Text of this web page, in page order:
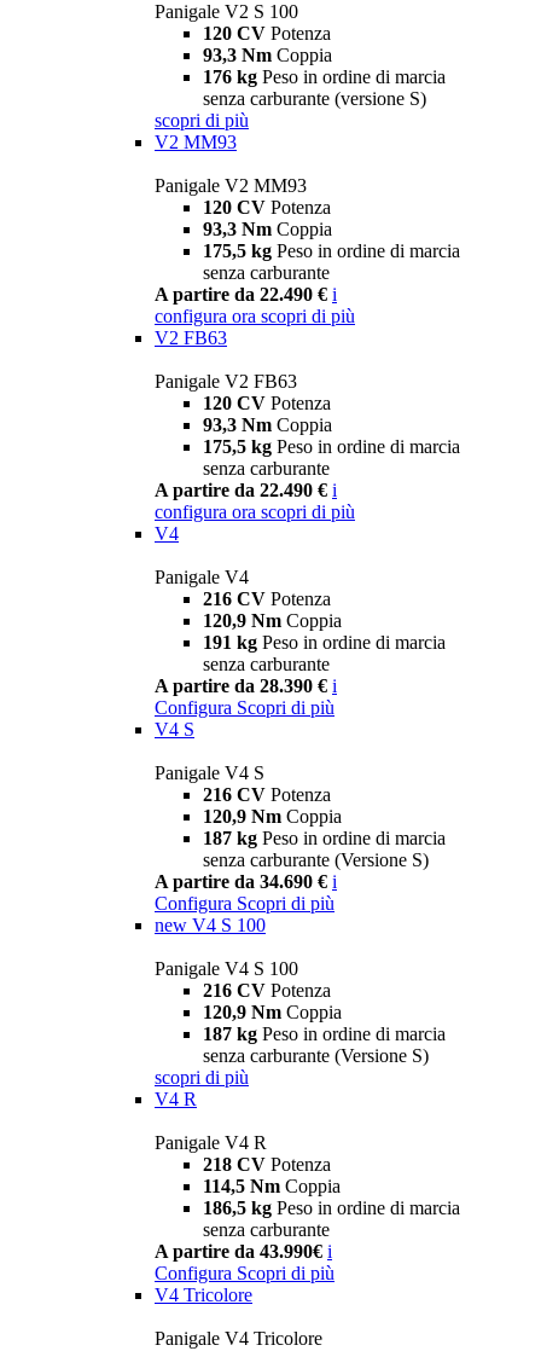
Panigale V2 S 100
120 CV Potenza
93,3 Nm Coppia
176 kg Peso in ordine di marcia
senza carburante (versione S)
scopri di più
V2 MM93
Panigale V2 MM93
120 CV Potenza
93,3 Nm Coppia
175,5 kg Peso in ordine di marcia
senza carburante
A partire da 22.490 € i
configura ora scopri di più
V2 FB63
Panigale V2 FB63
120 CV Potenza
93,3 Nm Coppia
175,5 kg Peso in ordine di marcia
senza carburante
A partire da 22.490 € i
configura ora scopri di più
V4
Panigale V4
216 CV Potenza
120,9 Nm Coppia
191 kg Peso in ordine di marcia
senza carburante
A partire da 28.390 € i
Configura Scopri di più
V4 S
Panigale V4 S
216 CV Potenza
120,9 Nm Coppia
187 kg Peso in ordine di marcia
senza carburante (Versione S)
A partire da 34.690 € i
Configura Scopri di più
new V4 S 100
Panigale V4 S 100
216 CV Potenza
120,9 Nm Coppia
187 kg Peso in ordine di marcia
senza carburante (Versione S)
scopri di più
V4 R
Panigale V4 R
218 CV Potenza
114,5 Nm Coppia
186,5 kg Peso in ordine di marcia
senza carburante
A partire da 43.990€ i
Configura Scopri di più
V4 Tricolore
Panigale V4 Tricolore